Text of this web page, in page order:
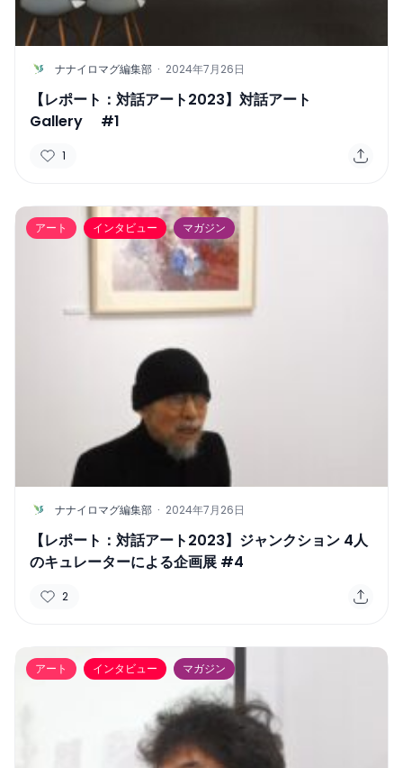
N ナナイロマグ編集部 · 2024年7月26日
【レポート：対話アート2023】対話アート
Gallery #1
1
アート インタビュー マガジン
N ナナイロマグ編集部 · 2024年7月26日
【レポート：対話アート2023】ジャンクション 4人
のキュレーターによる企画展 #4
2
アート インタビュー マガジン